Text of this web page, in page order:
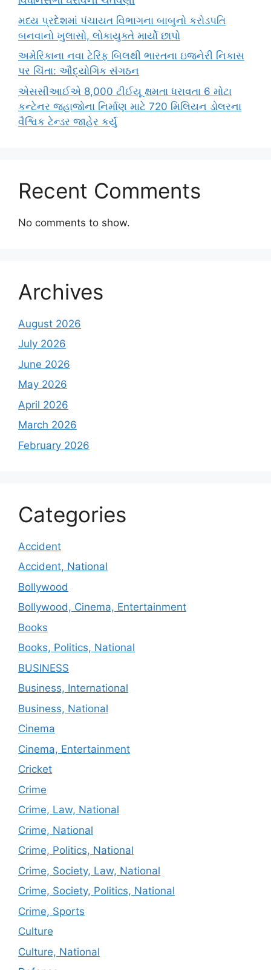
મધ્ય પ્રદેશમાં પંચાયત વિભાગના બાબુનો કરોડપતિ
બનવાનો ખુલાસો, લોકાયુક્તે માર્યો છાપો
અમેરિકાના નવા ટેરિફ બિલથી ભારતના ઇજનેરી નિકાસ
પર ચિંતા: ઔદ્યોગિક સંગઠન
એસસીઆઈએ 8,000 ટીઈયૂ ક્ષમતા ધરાવતા 6 મોટા
કન્ટેનર જહાજોના નિર્માણ માટે 720 મિલિયન ડોલરના
વૈશ્વિક ટેન્ડર જાહેર કર્યું
Recent Comments
No comments to show.
Archives
August 2026
July 2026
June 2026
May 2026
April 2026
March 2026
February 2026
Categories
Accident
Accident, National
Bollywood
Bollywood, Cinema, Entertainment
Books
Books, Politics, National
BUSINESS
Business, International
Business, National
Cinema
Cinema, Entertainment
Cricket
Crime
Crime, Law, National
Crime, National
Crime, Politics, National
Crime, Society, Law, National
Crime, Society, Politics, National
Crime, Sports
Culture
Culture, National